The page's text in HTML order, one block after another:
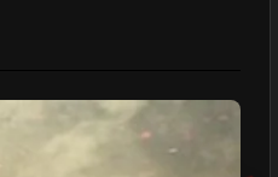
rozvíja posádku a
Crymelight ponúka